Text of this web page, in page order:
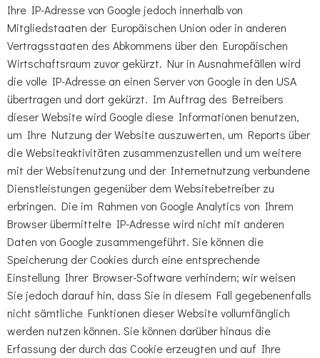
Ihre IP-Adresse von Google jedoch innerhalb von
Mitgliedstaaten der Europäischen Union oder in anderen
Vertragsstaaten des Abkommens über den Europäischen
Wirtschaftsraum zuvor gekürzt. Nur in Ausnahmefällen wird
die volle IP-Adresse an einen Server von Google in den USA
übertragen und dort gekürzt. Im Auftrag des Betreibers
dieser Website wird Google diese Informationen benutzen,
um Ihre Nutzung der Website auszuwerten, um Reports über
die Websiteaktivitäten zusammenzustellen und um weitere
mit der Websitenutzung und der Internetnutzung verbundene
Dienstleistungen gegenüber dem Websitebetreiber zu
erbringen. Die im Rahmen von Google Analytics von Ihrem
Browser übermittelte IP-Adresse wird nicht mit anderen
Daten von Google zusammengeführt. Sie können die
Speicherung der Cookies durch eine entsprechende
Einstellung Ihrer Browser-Software verhindern; wir weisen
Sie jedoch darauf hin, dass Sie in diesem Fall gegebenenfalls
nicht sämtliche Funktionen dieser Website vollumfänglich
werden nutzen können. Sie können darüber hinaus die
Erfassung der durch das Cookie erzeugten und auf Ihre